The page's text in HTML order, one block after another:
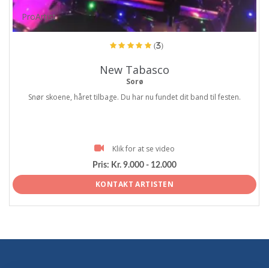
ProArtist
(3)
New Tabasco
Sorø
Snør skoene, håret tilbage. Du har nu fundet dit band til festen.
Klik for at se video
Pris: Kr. 9.000 - 12.000
KONTAKT ARTISTEN